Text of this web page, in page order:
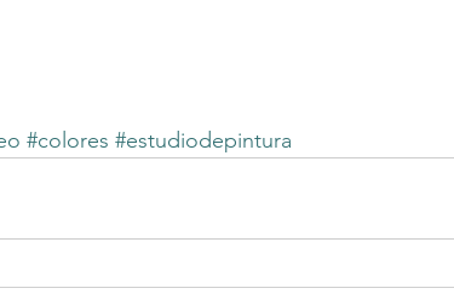
#colores #estudiodepintura